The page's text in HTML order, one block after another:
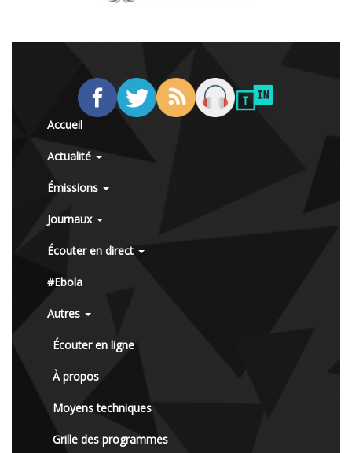
Accueil
Actualité
Émissions
Journaux
Écouter en direct
#Ebola
Autres
Écouter en ligne
À propos
Moyens techniques
Grille des programmes